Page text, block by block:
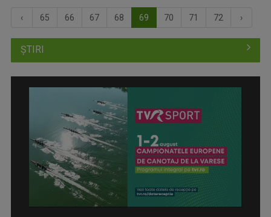
‹ 65 66 67 68 69 70 71 72 ›
ȘTIRI